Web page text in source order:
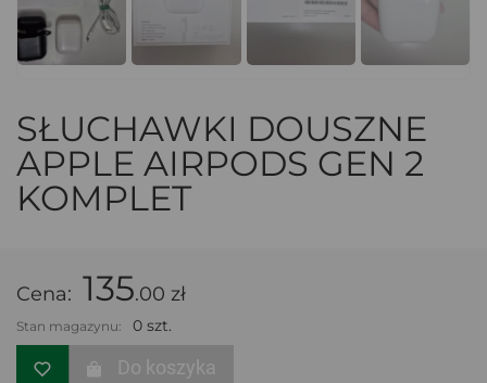
SŁUCHAWKI DOUSZNE
APPLE AIRPODS GEN 2
KOMPLET
Cena: 135.00 zł
Stan magazynu: 0 szt.
Do koszyka